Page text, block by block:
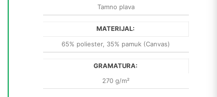
Tamno plava
MATERIJAL:
65% poliester, 35% pamuk (Canvas)
GRAMATURA:
270 g/m²